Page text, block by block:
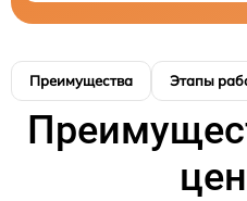
Преимущества Этапы